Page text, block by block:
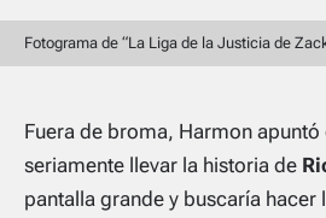
Fotograma de “La Liga de la Justicia de
Fuera de broma, Harmon apuntó
seriamente llevar la historia de
pantalla grande y buscaría